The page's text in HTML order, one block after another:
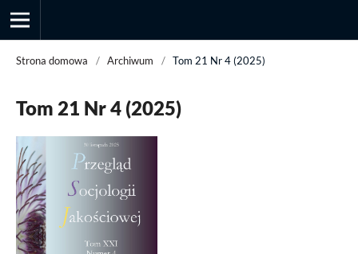
Przegląd Socjologii Jakościowej
Strona domowa / Archiwum / Tom 21 Nr 4 (2025)
Tom 21 Nr 4 (2025)